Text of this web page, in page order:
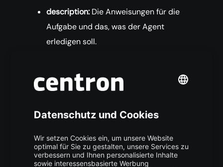
description: Die Anweisungen für die
Aufgabe und das, was der Agent
erledigen soll.
gewünschten Ausgabeform oder
Struktur. Das hilft dem Agenten, ein
Durchführung der Aufgabe zuständig ist.
async_execution:Wenn diese Option auf